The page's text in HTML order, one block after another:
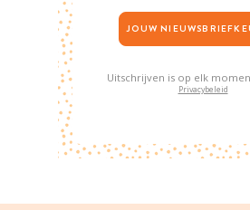
Uitschrijven is op elk
Privacybeleid